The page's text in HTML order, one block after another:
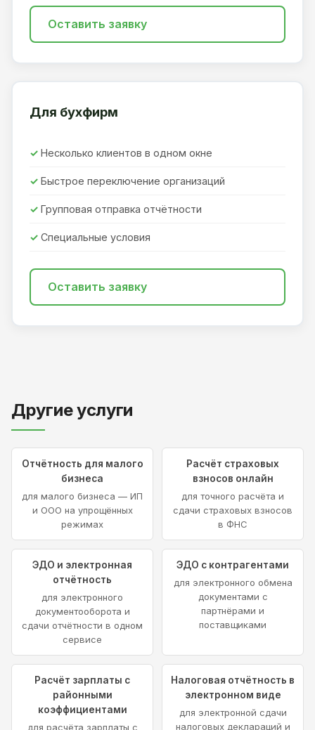
Оставить заявку
Для бухфирм
Несколько клиентов в одном окне
Быстрое переключение организаций
Групповая отправка отчётности
Специальные условия
Оставить заявку
Другие услуги
Отчётность для малого
бизнеса
для малого бизнеса — ИП
и ООО на упрощённых
режимах
Расчёт страховых
взносов онлайн
для точного расчёта и
сдачи страховых взносов
в ФНС
ЭДО и электронная
отчётность
для электронного
документооборота и
сдачи отчётности в одном
сервисе
ЭДО с контрагентами
для электронного обмена
документами с
партнёрами и
поставщиками
Расчёт зарплаты с
районными
коэффициентами
для расчёта зарплаты с
Налоговая отчётность в
электронном виде
для электронной сдачи
налоговых деклараций и